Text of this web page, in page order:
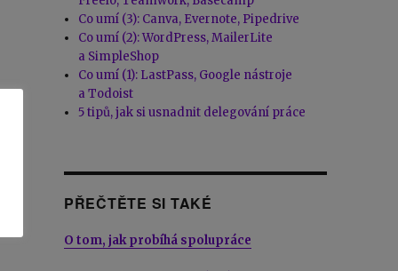
Co umí (3): Canva, Evernote, Pipedrive
Co umí (2): WordPress, MailerLite
a SimpleShop
Co umí (1): LastPass, Google nástroje
a Todoist
5 tipů, jak si usnadnit delegování práce
PŘEČTĚTE SI TAKÉ
O tom, jak probíhá spolupráce